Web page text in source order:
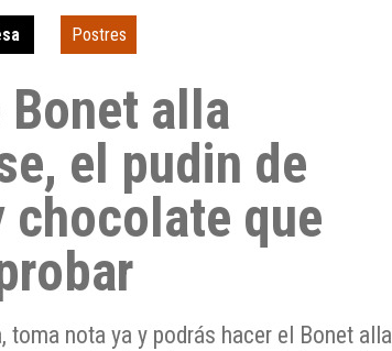
Postres
Bonet alla
el pudin de
chocolate que
toma nota ya y podrás hacer el Bonet alla